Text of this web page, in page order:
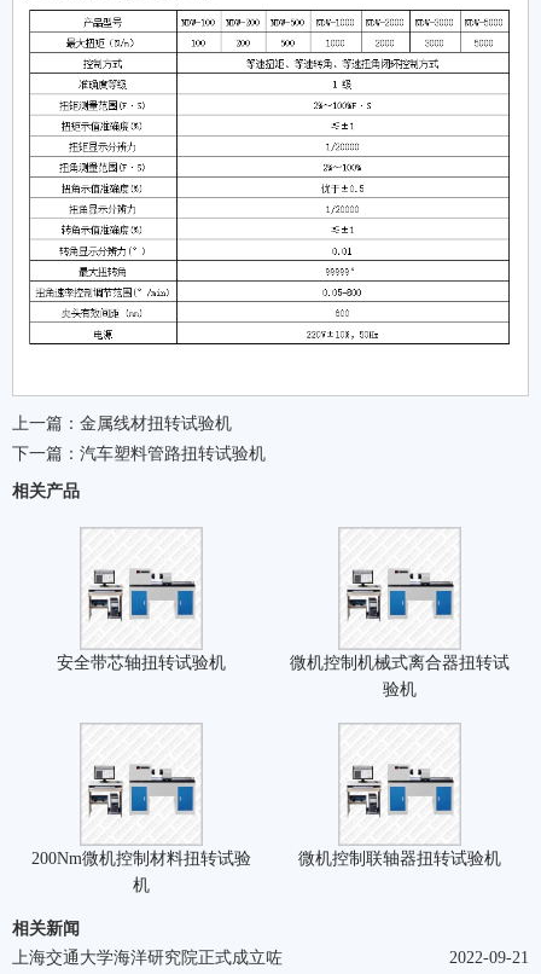
上一篇： 金属线材扭转试验机
下一篇： 汽车塑料管路扭转试验机
相关产品
安全带芯轴扭转试验机
微机控制机械式离合器扭转试
验机
200Nm微机控制材料扭转试验
机
微机控制联轴器扭转试验机
相关新闻
2022-09-21
上海交通大学海洋研究院正式成立咗